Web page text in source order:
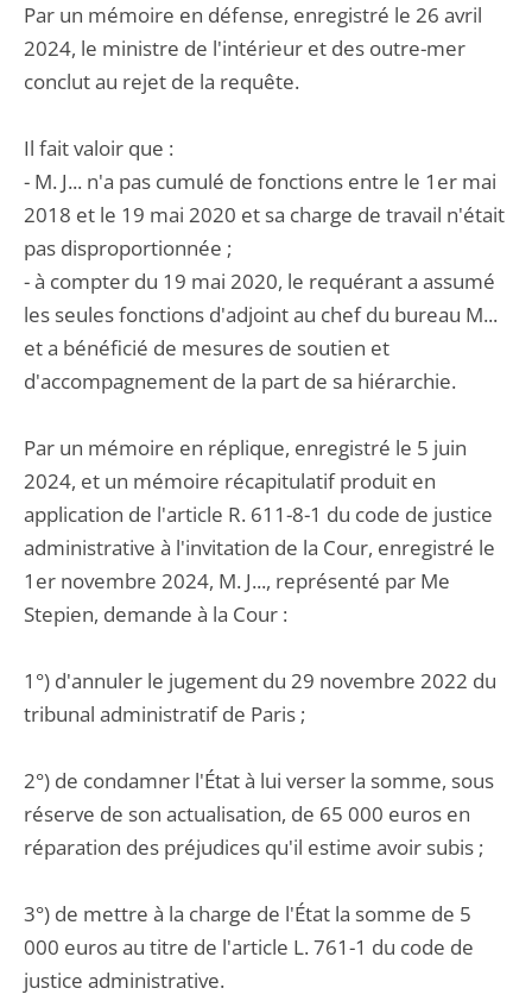
Par un mémoire en défense, enregistré le 26 avril
2024, le ministre de l'intérieur et des outre-mer
conclut au rejet de la requête.
Il fait valoir que :
- M. J... n'a pas cumulé de fonctions entre le 1er mai
2018 et le 19 mai 2020 et sa charge de travail n'était
pas disproportionnée ;
- à compter du 19 mai 2020, le requérant a assumé
les seules fonctions d'adjoint au chef du bureau M...
et a bénéficié de mesures de soutien et
d'accompagnement de la part de sa hiérarchie.
Par un mémoire en réplique, enregistré le 5 juin
2024, et un mémoire récapitulatif produit en
application de l'article R. 611-8-1 du code de justice
administrative à l'invitation de la Cour, enregistré le
1er novembre 2024, M. J..., représenté par Me
Stepien, demande à la Cour :
1°) d'annuler le jugement du 29 novembre 2022 du
tribunal administratif de Paris ;
2°) de condamner l'État à lui verser la somme, sous
réserve de son actualisation, de 65 000 euros en
réparation des préjudices qu'il estime avoir subis ;
3°) de mettre à la charge de l'État la somme de 5
000 euros au titre de l'article L. 761-1 du code de
justice administrative.